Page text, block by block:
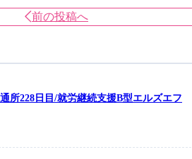
前の投稿へ
所228日目/就労継続支援B型エルズエフ